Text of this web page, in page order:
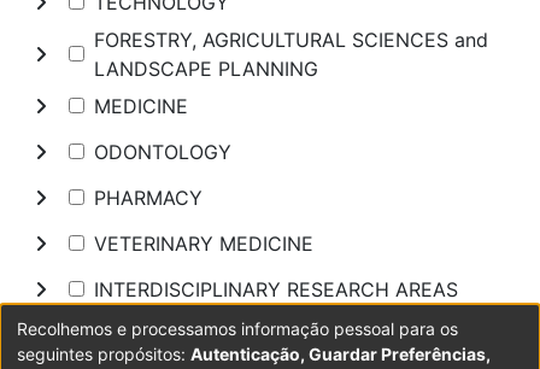
FORESTRY, AGRICULTURAL SCIENCES and
LANDSCAPE PLANNING
MEDICINE
ODONTOLOGY
PHARMACY
VETERINARY MEDICINE
INTERDISCIPLINARY RESEARCH AREAS
Pesquisar
Recolhemos e processamos informação pessoal para os
seguintes propósitos: Autenticação, Guardar Preferências,